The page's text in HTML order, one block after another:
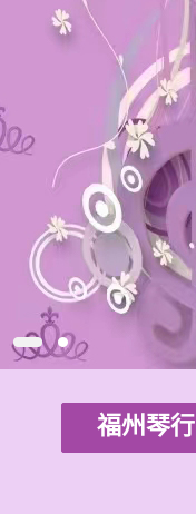
福州琴行